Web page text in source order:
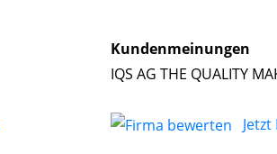
Kundenmeinungen
IQS AG THE QUALITY
Jetzt